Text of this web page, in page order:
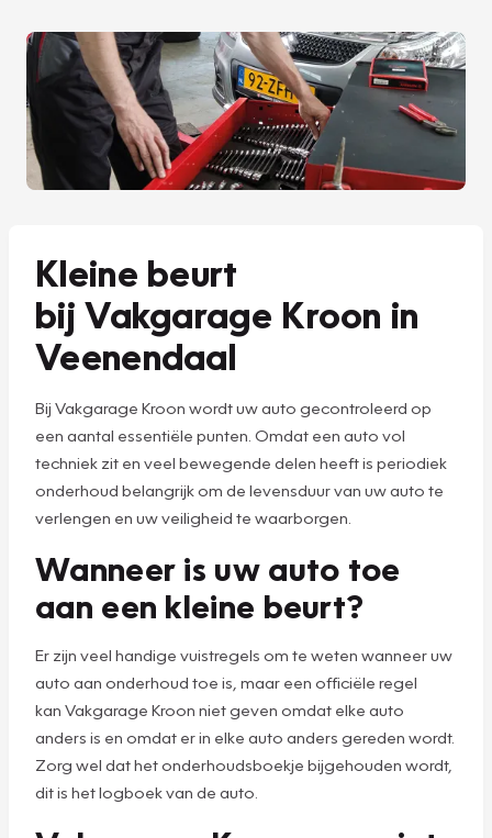
Kleine beurt
bij Vakgarage Kroon in
Veenendaal
Bij Vakgarage Kroon wordt uw auto gecontroleerd op
een aantal essentiële punten. Omdat een auto vol
techniek zit en veel bewegende delen heeft is periodiek
onderhoud belangrijk om de levensduur van uw auto te
verlengen en uw veiligheid te waarborgen.
Wanneer is uw auto toe
aan een kleine beurt?
Er zijn veel handige vuistregels om te weten wanneer uw
auto aan onderhoud toe is, maar een officiële regel
kan Vakgarage Kroon niet geven omdat elke auto
anders is en omdat er in elke auto anders gereden wordt.
Zorg wel dat het onderhoudsboekje bijgehouden wordt,
dit is het logboek van de auto.